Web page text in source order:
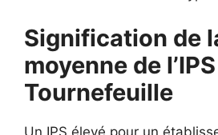
Signification de
moyenne de
Tournefeuille
Un IPS élevé pour un